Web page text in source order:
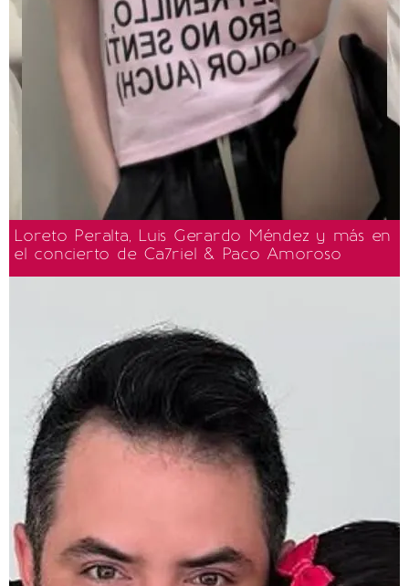
Loreto Peralta, Luis Gerardo Méndez y más en
el concierto de Ca7riel & Paco Amoroso